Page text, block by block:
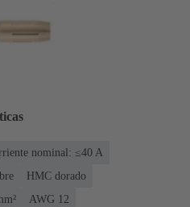
nominal: ≤40 A
HMC dorado
AWG 12